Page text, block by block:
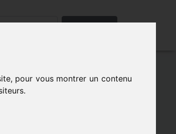
pour vous montrer un contenu
Rechercher